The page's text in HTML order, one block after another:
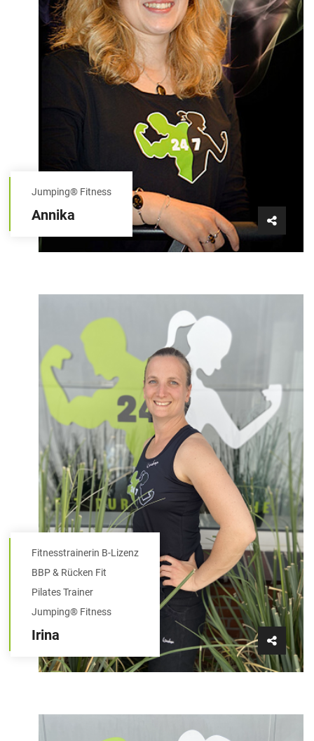
Jumping® Fitness
Annika
Fitnesstrainerin B-Lizenz
BBP & Rücken Fit
Pilates Trainer
Jumping® Fitness
Irina